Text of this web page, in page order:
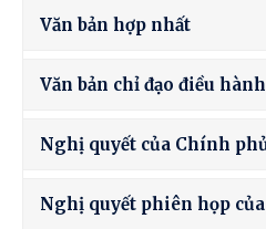
Văn bản hợp nhất
Văn bản chỉ đạo điều hành
Nghị quyết của Chính
Nghị quyết phiên họp